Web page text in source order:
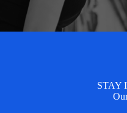
STAY